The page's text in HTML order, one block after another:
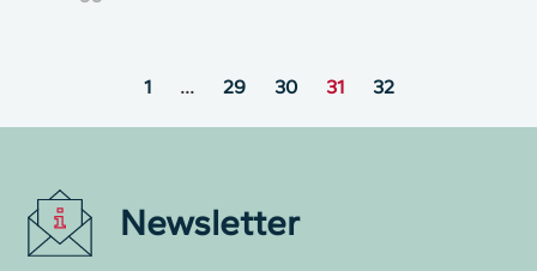
1 … 29 30 31 32
Newsletter